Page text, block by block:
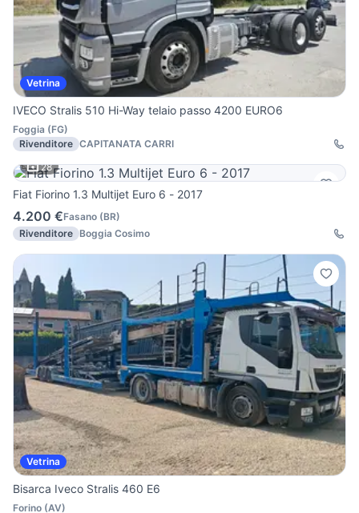
Vetrina
IVECO Stralis 510 Hi-Way telaio passo 4200 EURO6
Foggia (FG)
Rivenditore CAPITANATA CARRI
28
Fiat Fiorino 1.3 Multijet Euro 6 - 2017
4.200 €Fasano (BR)
Rivenditore Boggia Cosimo
Vetrina
Bisarca Iveco Stralis 460 E6
Forino (AV)